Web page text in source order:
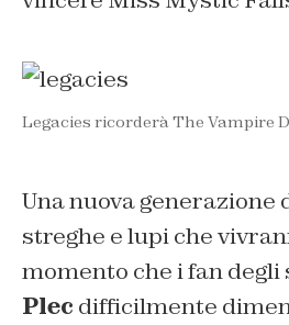
Legacies ricorderà The Vampire
Una nuova generazione
streghe e lupi che
momento che i fan degli
Plec difficilmente